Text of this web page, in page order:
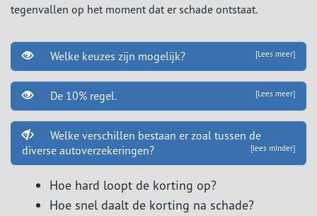
tegenvallen op het moment dat er schade ontstaat.
Welke keuzes zijn mogelijk? [Lees meer]
De 10% regel. [Lees meer]
Welke verschillen bestaan er zoal tussen de
diverse autoverzekeringen?
[lees minder]
Hoe hard loopt de korting op?
Hoe snel daalt de korting na schade?